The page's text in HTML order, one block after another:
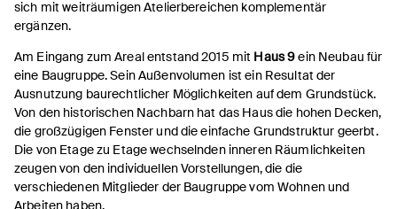
sich mit weiträumigen Atelierbereichen komplementär
ergänzen.
Am Eingang zum Areal entstand 2015 mit Haus 9ein Neubau für
eine Baugruppe. Sein Außenvolumen ist ein Resultat der
Ausnutzung baurechtlicher Möglichkeiten auf dem Grundstück.
Von den historischen Nachbarn hat das Haus die hohen Decken,
die großzügigen Fenster und die einfache Grundstruktur geerbt.
Die von Etage zu Etage wechselnden inneren Räumlichkeiten
zeugen von den individuellen Vorstellungen, die die
verschiedenen Mitglieder der Baugruppe vom Wohnen und
Arbeiten haben.